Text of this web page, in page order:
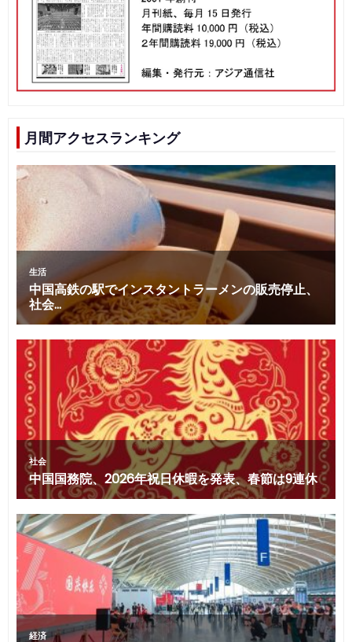
月間アクセスランキング